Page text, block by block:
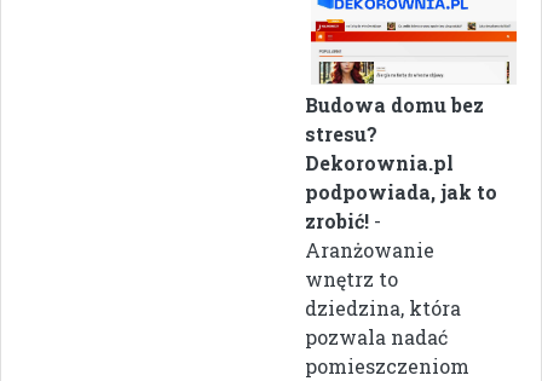
Budowa domu bez
stresu?
Dekorownia.pl
podpowiada, jak to
zrobić! -
Aranżowanie
wnętrz to
dziedzina, która
pozwala nadać
pomieszczeniom